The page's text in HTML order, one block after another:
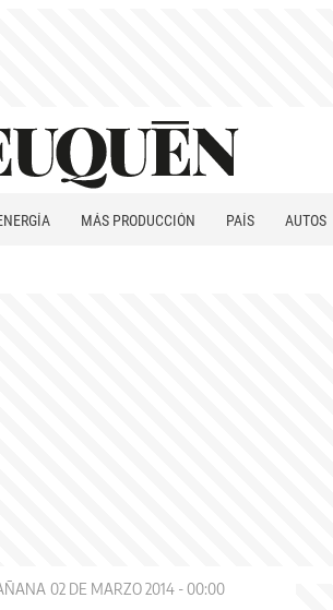
MÁS PRODUCCIÓN PAÍS AUTOS
02 DE MARZO 2014 - 00:00